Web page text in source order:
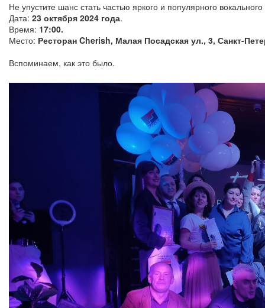
Не упустите шанс стать частью яркого и популярного
Дата: 23 октября 2024 года.
Время: 17:00.
Место: Ресторан Cherish, Малая Посадская ул., 3, Санкт-
Вспоминаем, как это было.